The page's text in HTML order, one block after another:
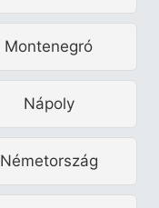
Montenegró
Nápoly
Németország